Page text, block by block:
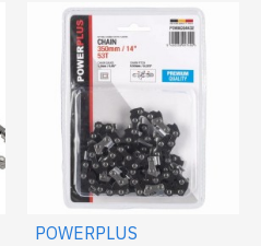
POWERPLUS